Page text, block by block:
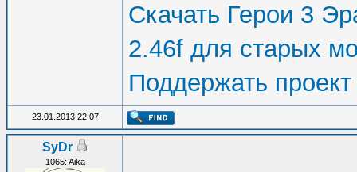
Скачать Герои 3
2.46f для старых
Поддержать проект
23.01.2013 22:07
SyDr
1065: Aika